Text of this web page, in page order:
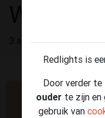
Redlights is
Door verder
ouder te zijn
gebruik van
3 advertenties